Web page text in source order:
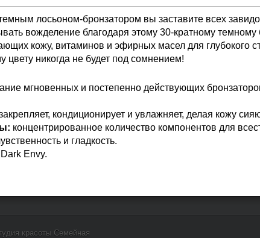
лосьоном-бронзатором вы заставите всех
вожделение благодаря этому 30-кратному
кожу, витаминов и эфирных масел для глубокого
цвету никогда не будет под сомнением!
мгновенных и постепенно действующих
кондиционирует и увлажняет, делая кожу
концентрированное количество компонентов для
и гладкость.
Envy.
красоты Семейная